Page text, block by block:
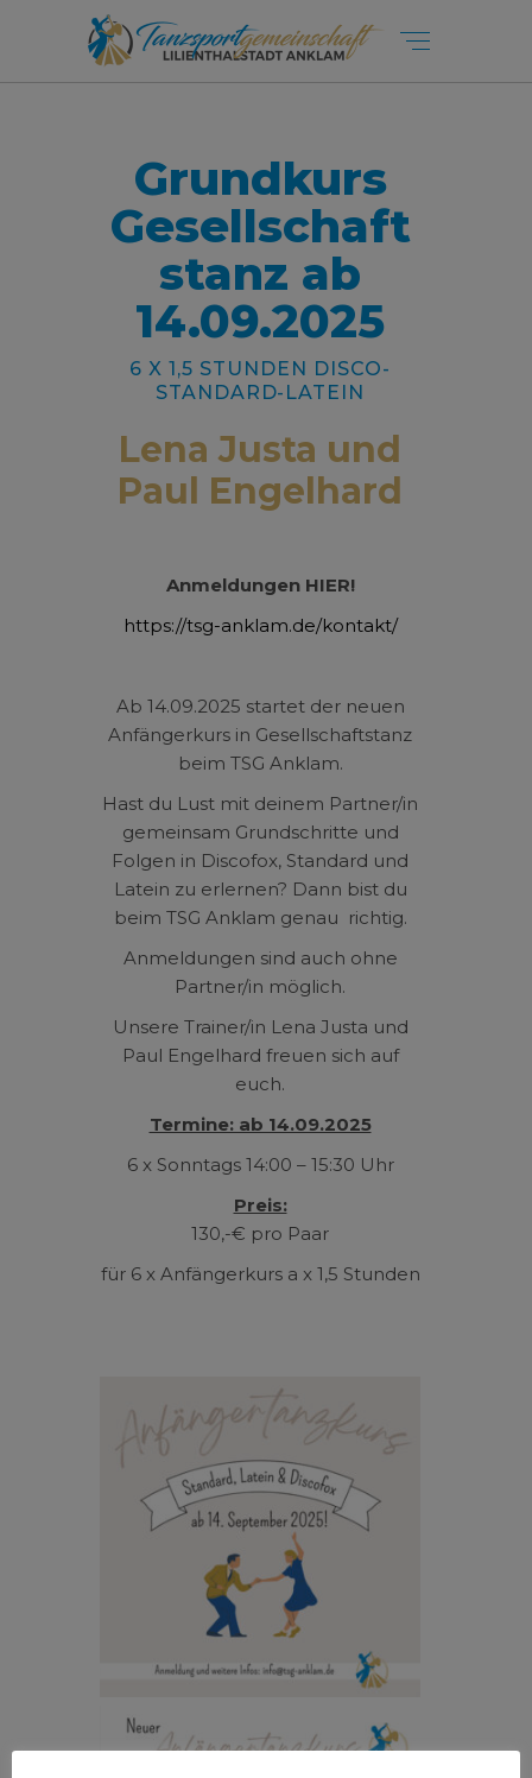
Grundkurs
Gesellschaft
stanz ab
14.09.2025
6 X 1,5 STUNDEN DISCO-
STANDARD-LATEIN
Lena Justa und
Paul Engelhard
Anmeldungen HIER!
https://tsg-anklam.de/kontakt/
Ab 14.09.2025 startet der neuen
Anfängerkurs in Gesellschaftstanz
beim TSG Anklam.
Hast du Lust mit deinem Partner/in
gemeinsam Grundschritte und
Folgen in Discofox, Standard und
Latein zu erlernen? Dann bist du
beim TSG Anklam genau richtig.
Anmeldungen sind auch ohne
Partner/in möglich.
Unsere Trainer/in Lena Justa und
Paul Engelhard freuen sich auf
euch.
Termine: ab 14.09.2025
6 x Sonntags 14:00 – 15:30 Uhr
Preis:
130,-€ pro Paar
für 6 x Anfängerkurs a x 1,5 Stunden